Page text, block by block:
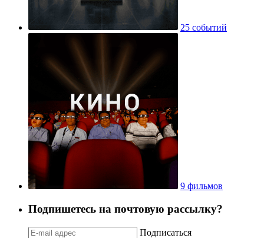
25 событий
9 фильмов
Подпишетесь на почтовую рассылку?
Подписаться